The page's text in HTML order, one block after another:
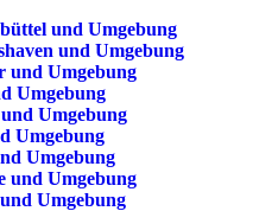
und Umgebung
und Umgebung
und Umgebung
Umgebung
Umgebung
Umgebung
Umgebung
und Umgebung
Umgebung